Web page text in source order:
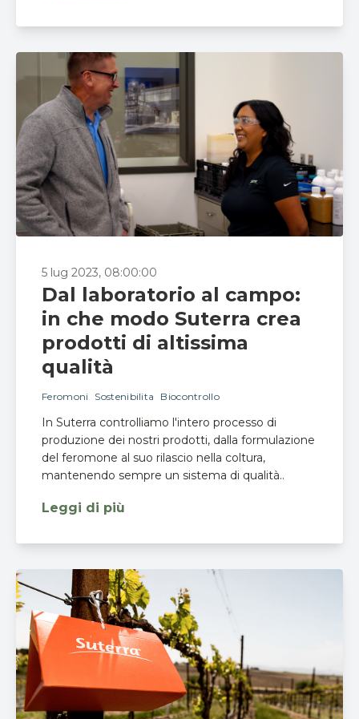
5 lug 2023, 08:00:00
Dal laboratorio al campo:
in che modo Suterra crea
prodotti di altissima
qualità
Feromoni Sostenibilita Biocontrollo
In Suterra controlliamo l'intero processo di
produzione dei nostri prodotti, dalla formulazione
del feromone al suo rilascio nella coltura,
mantenendo sempre un sistema di qualità..
Leggi di più